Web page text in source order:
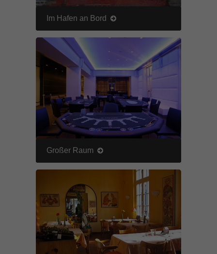
Im Hafen an Bord
Großer Raum